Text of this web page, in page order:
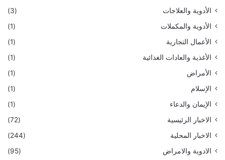
الأدوية والعلاجات
(3)
الأدوية والمكملات
(1)
الأعمال التجارية
(1)
الأغذية والعادات الغذائية
(1)
الأمراض
(1)
الإسلام
(1)
الإيمان والدعاء
(1)
الاخبار الرئيسية
(72)
الاخبار المحلية
(244)
الادوية والامراض
(95)